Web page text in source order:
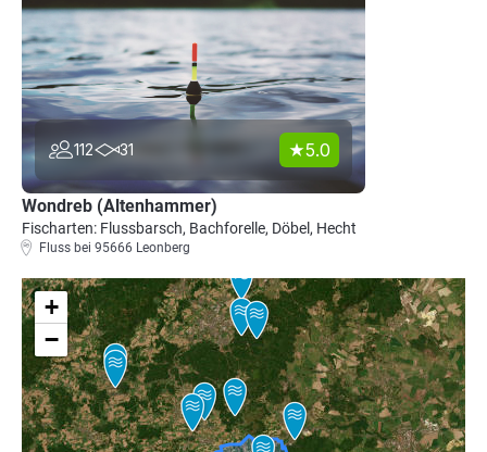
112 31 5.0
Wondreb (Altenhammer)
Fischarten: Flussbarsch, Bachforelle, Döbel, Hecht
Fluss bei 95666 Leonberg
+
−